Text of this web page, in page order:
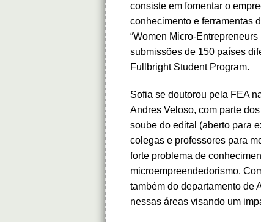
consiste em fomentar o
conhecimento e ferramentas
“Women Micro-
submissões de 150 países
Fullbright Student Program.
Sofia se doutorou pela FEA
Andres Veloso, com parte
soube do edital (aberto para
colegas e professores para
forte problema de
microempreendedorismo.
também do departamento de
nessas áreas visando um